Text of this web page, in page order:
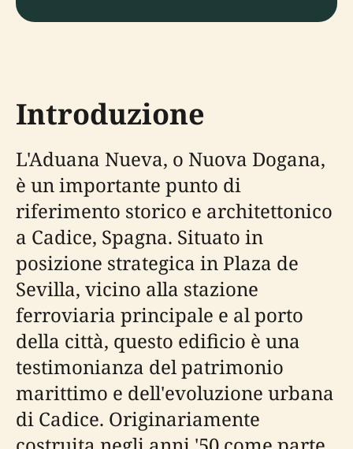
Introduzione
L'Aduana Nueva, o Nuova Dogana,
è un importante punto di
riferimento storico e architettonico
a Cadice, Spagna. Situato in
posizione strategica in Plaza de
Sevilla, vicino alla stazione
ferroviaria principale e al porto
della città, questo edificio è una
testimonianza del patrimonio
marittimo e dell'evoluzione urbana
di Cadice. Originariamente